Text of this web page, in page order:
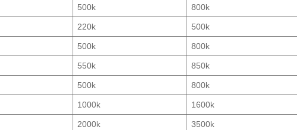
500k 800k
220k 500k
500k 800k
550k 850k
500k 800k
1000k 1600k
2000k 3500k